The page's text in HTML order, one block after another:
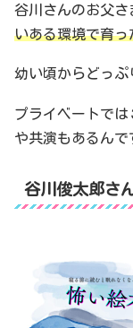
谷川さんのお父さ
いある環境で育っ
幼い頃からどっぷ
プライベートで
や共演もあるんで
谷川俊太郎さ